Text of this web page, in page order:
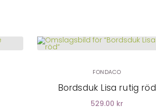
LÄGG I
VARUKORG
FONDACO
Bordsduk Lisa rutig röd
529.00 kr